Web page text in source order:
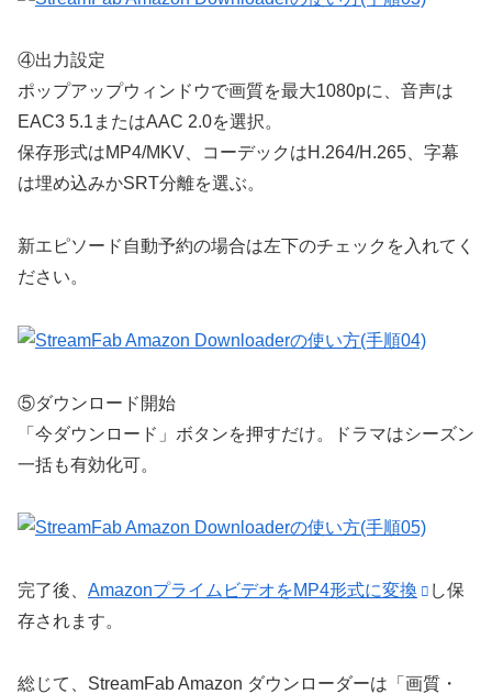
④出力設定
ポップアップウィンドウで画質を最大1080pに、音声は
EAC3 5.1またはAAC 2.0を選択。
保存形式はMP4/MKV、コーデックはH.264/H.265、字幕
は埋め込みかSRT分離を選ぶ。
新エピソード自動予約の場合は左下のチェックを入れてく
ださい。
⑤ダウンロード開始
「今ダウンロード」ボタンを押すだけ。ドラマはシーズン
一括も有効化可。
完了後、 AmazonプライムビデオをMP4形式に変換
し保
存されます。
総じて、StreamFab Amazon ダウンローダーは「画質・